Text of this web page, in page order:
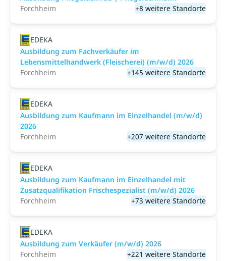
Forchheim
+8 weitere Standorte
EDEKA
Ausbildung zum Fachverkäufer im
Lebensmittelhandwerk (Fleischerei) (m/w/d) 2026
Forchheim
+145 weitere Standorte
EDEKA
Ausbildung zum Kaufmann im Einzelhandel (m/w/d)
2026
Forchheim
+207 weitere Standorte
EDEKA
Ausbildung zum Kaufmann im Einzelhandel mit
Zusatzqualifikation Frischespezialist (m/w/d) 2026
Forchheim
+73 weitere Standorte
EDEKA
Ausbildung zum Verkäufer (m/w/d) 2026
Forchheim
+221 weitere Standorte